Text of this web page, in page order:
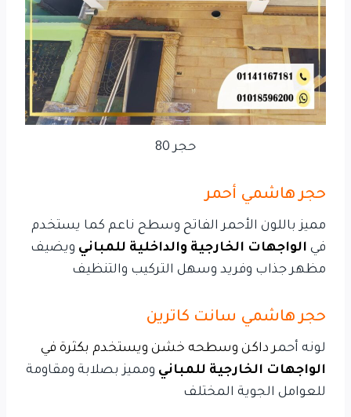
حجر 80
حجر هاشمي أحمر
مميز باللون الأحمر الفاتح وسطح ناعم كما يستخدم
في الواجهات الخارجية والداخلية للمباني ويضيف
مظهر جذاب وفريد وسهل التركيب والتنظيف
حجر هاشمي سانت كاترين
لونه أحمر داكن وسطحه خشن ويستخدم بكثرة في
الواجهات الخارجية للمباني ومميز بصلابة ومقاومة
للعوامل الجوية المختلف